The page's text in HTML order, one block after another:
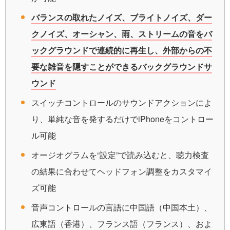
バランスの取れたノイズ、ブライトノイズ、ダー
クノイズ、オーシャン、雨、ストリームの音をバ
ックグラウンドで連続的に再生し、外部からの不
要な雑音を隠すことができるバックグラウンドサ
ウンド
スイッチコントロールのサウンドアクションによ
り、単純な音を発するだけでiPhoneをコントロー
ル可能
オージオグラムを“設定”で読み込むと、聴力検査
の結果に合わせてヘッドフォン調整をカスタマイ
ズ可能
音声コントロールの言語に中国語（中国本土）、
広東語（香港）、フランス語（フランス）、およ